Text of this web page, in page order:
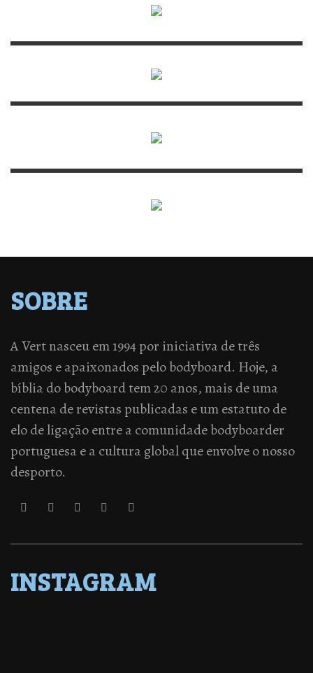
SOBRE
A Vert nasceu em 1994 por iniciativa de três
amigos e apaixonados pelo bodyboard. Hoje, a
bíblia do bodyboard tem 20 anos, mais de uma
centena de revistas publicadas e um estatuto de
elo de ligação entre a comunidade bodyboarder
portuguesa e a cultura global que envolve o nosso
desporto.
INSTAGRAM